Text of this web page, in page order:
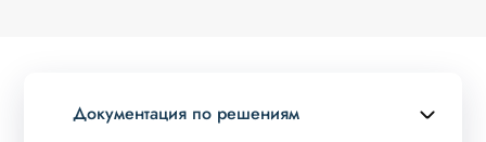
Документация по решениям